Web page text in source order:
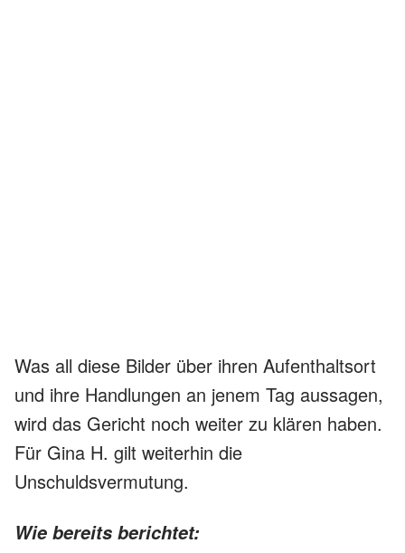
Was all diese Bilder über ihren Aufenthaltsort
und ihre Handlungen an jenem Tag aussagen,
wird das Gericht noch weiter zu klären haben.
Für Gina H. gilt weiterhin die
Unschuldsvermutung.
Wie bereits berichtet: